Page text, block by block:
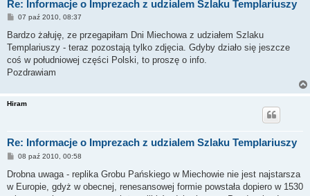
Re: Informacje o Imprezach z udzialem Szlaku Templariuszy
P
s
07 paź 2010, 08:37
Bardzo żałuję, ze przegapiłam Dni Miechowa z udziałem Szlaku
Templariuszy - teraz pozostają tylko zdjęcia. Gdyby działo się jeszcze
coś w południowej części Polski, to proszę o info.
Pozdrawiam
Hiram
Re: Informacje o Imprezach z udzialem Szlaku Templariuszy
P
s
08 paź 2010, 00:58
Drobna uwaga - replika Grobu Pańskiego w Miechowie nie jest najstarsza
w Europie, gdyż w obecnej, renesansowej formie powstała dopiero w 1530